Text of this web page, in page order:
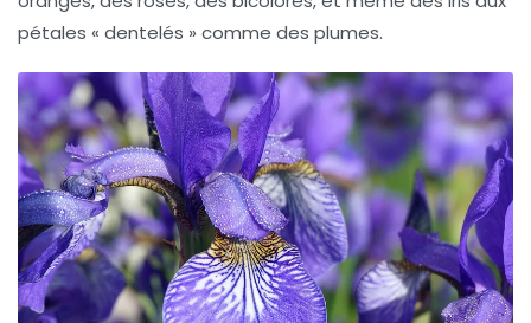
pétales « dentelés » comme des plumes.